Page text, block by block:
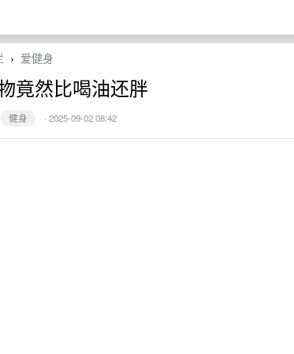
› 爱健身
竟然比喝油还胖
健身 · 2025-09-02 08:42